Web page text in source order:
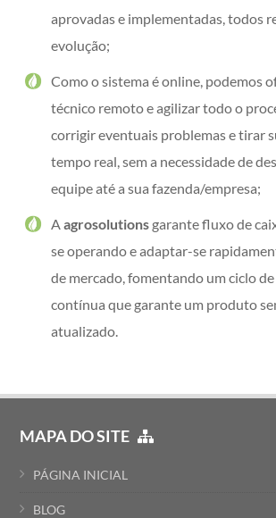
aprovadas e implementadas, todos
evolução;
Como o sistema é online, podemos
técnico remoto e agilizar todo o
corrigir eventuais problemas e tirar
tempo real, sem a necessidade de
equipe até a sua fazenda/empresa;
Aagrosolutionsgarante fluxo de
se operando e adaptar-se
de mercado, fomentando um ciclo
contínua que garante um produto
atualizado.
MAPA DO SITE
PÁGINA INICIAL
BLOG